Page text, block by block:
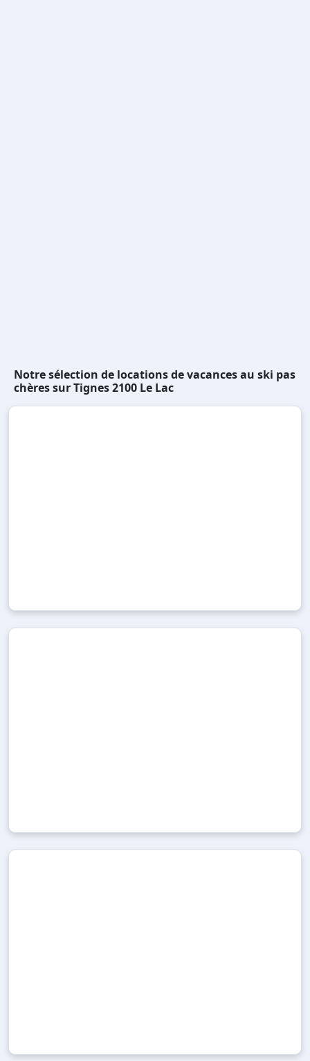
Notre sélection de locations de vacances au ski pas
chères sur Tignes 2100 Le Lac